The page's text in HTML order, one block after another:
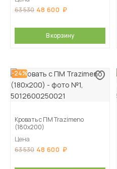
63 530 48 600
В корзину
-24%
Кровать с ПМ Trazimeno
(180х200)
Цена
63 530 48 600